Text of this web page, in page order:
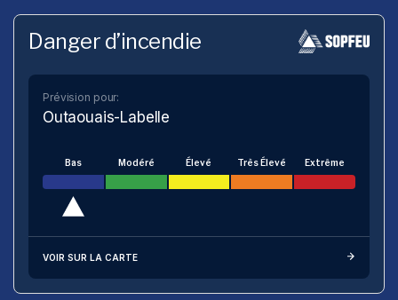
Danger d’incendie
Prévision pour:
Outaouais-Labelle
Bas Modéré Élevé Très Élevé Extrême
VOIR SUR LA CARTE